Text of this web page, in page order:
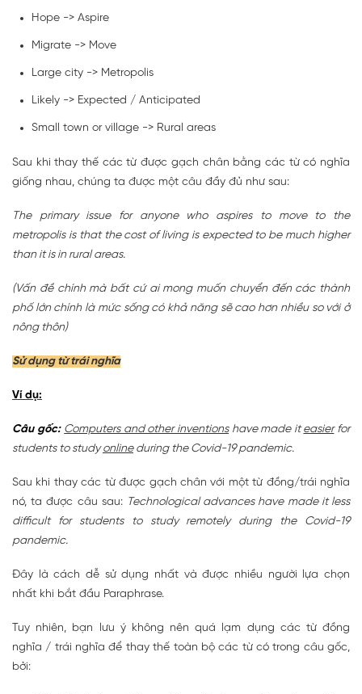
Hope -> Aspire
Migrate -> Move
Large city -> Metropolis
Likely -> Expected / Anticipated
Small town or village -> Rural areas
Sau khi thay thế các từ được gạch chân bằng các từ có nghĩa
giống nhau, chúng ta được một câu đầy đủ như sau:
The primary issue for anyone who aspires to move to the
metropolis is that the cost of living is expected to be much higher
than it is in rural areas.
(Vấn đề chính mà bất cứ ai mong muốn chuyển đến các thành
phố lớn chính là mức sống có khả năng sẽ cao hơn nhiều so với ở
nông thôn)
Sử dụng từ trái nghĩa
Ví dụ:
Câu gốc: Computers and other inventionshave made iteasierfor
students to studyonlineduring the Covid-19 pandemic.
Sau khi thay các từ được gạch chân với một từ đồng/trái nghĩa
nó, ta được câu sau: Technological advances have made it less
difficult for students to study remotely during the Covid-19
pandemic.
Đây là cách dễ sử dụng nhất và được nhiều người lựa chọn
nhất khi bắt đầu Paraphrase.
Tuy nhiên, bạn lưu ý không nên quá lạm dụng các từ đồng
nghĩa / trái nghĩa để thay thế toàn bộ các từ có trong câu gốc,
bởi: